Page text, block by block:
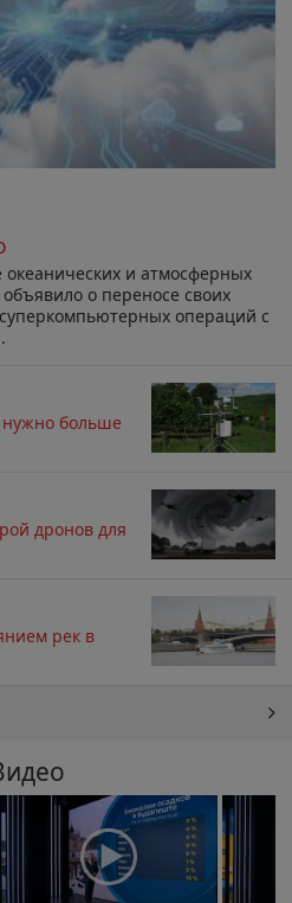
и атмосферных
о переносе своих
операций с
нужно больше
дронов для
рек в